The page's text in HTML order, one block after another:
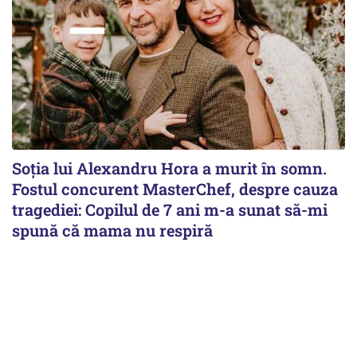
Soția lui Alexandru Hora a murit în somn.
Fostul concurent MasterChef, despre cauza
tragediei: Copilul de 7 ani m-a sunat să-mi
spună că mama nu respiră